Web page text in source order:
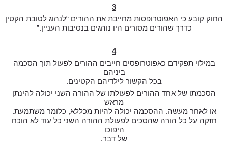
3
החוק קובע כי האפוטרופסות מחייבת את ההורים “לנהוג לטובת הקטין
כדרך שהורים מסורים היו נוהגים בנסיבות העניין.”
4
במילוי תפקידם כאפוטרופסים חייבים ההורים לפעול תוך הסכמה
ביניהם
בכל הקשור לילדיהם הקטינים.
הסכמתו של אחד ההורים לפעולתו של ההורה השני יכולה להינתן
מראש
או לאחר מעשה. ההסכמה יכולה להיות מכללא, כלומר משתמעת.
חזקה על כל הורה שהסכים לפעולת ההורה השני כל עוד לא הוכח
היפוכו
של דבר.